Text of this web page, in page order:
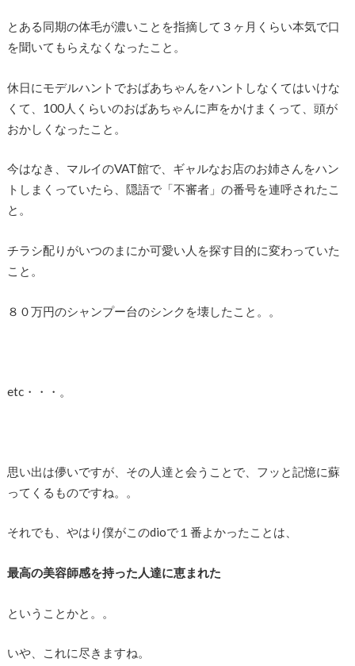
とある同期の体毛が濃いことを指摘して３ヶ月くらい本気で口
を聞いてもらえなくなったこと。
休日にモデルハントでおばあちゃんをハントしなくてはいけな
くて、100人くらいのおばあちゃんに声をかけまくって、頭が
おかしくなったこと。
今はなき、マルイのVAT館で、ギャルなお店のお姉さんをハン
トしまくっていたら、隠語で「不審者」の番号を連呼されたこ
と。
チラシ配りがいつのまにか可愛い人を探す目的に変わっていた
こと。
８０万円のシャンプー台のシンクを壊したこと。。
etc・・・。
思い出は儚いですが、その人達と会うことで、フッと記憶に蘇
ってくるものですね。。
それでも、やはり僕がこのdioで１番よかったことは、
最高の美容師感を持った人達に恵まれた
ということかと。。
いや、これに尽きますね。